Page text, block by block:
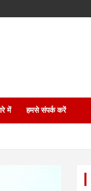
में हमसे संपर्क करें